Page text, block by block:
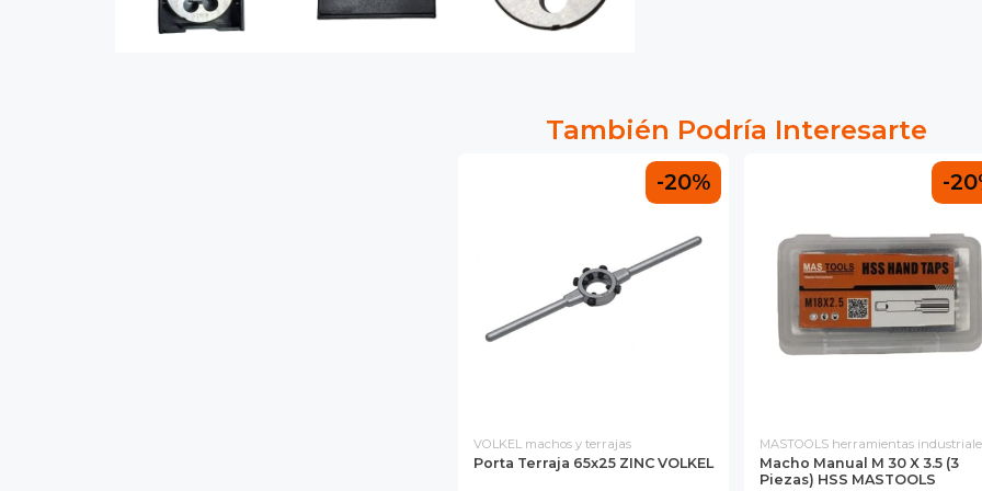
También Podría Interesarte
-20%
VOLKEL machos y terrajas
Porta Terraja 65x25 ZINC VOLKEL
-
MASTOOLS herramientas
Macho Manual M 30 X 3.5 (3
Piezas) HSS MASTOOLS